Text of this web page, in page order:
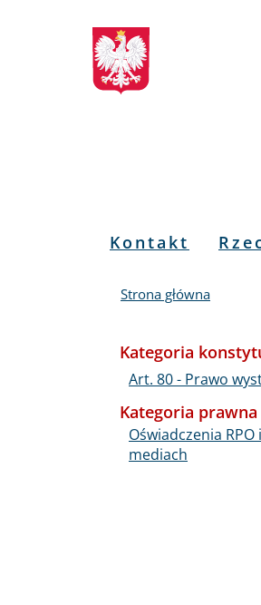
Biuletyn
Informacji
Publicznej
Menu
Kontakt
Strona główna
Kategoria
Art. 80 - Prawo
Kategoria
Oświadczenia
mediach